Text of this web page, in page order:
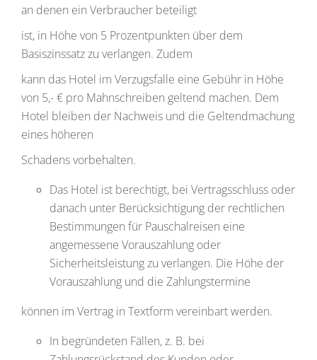
an denen ein Verbraucher beteiligt
ist, in Höhe von 5 Prozentpunkten über dem
Basiszinssatz zu verlangen. Zudem
kann das Hotel im Verzugsfalle eine Gebühr in Höhe
von 5,- € pro Mahnschreiben geltend machen. Dem
Hotel bleiben der Nachweis und die Geltendmachung
eines höheren
Schadens vorbehalten.
Das Hotel ist berechtigt, bei Vertragsschluss oder
danach unter Berücksichtigung der rechtlichen
Bestimmungen für Pauschalreisen eine
angemessene Vorauszahlung oder
Sicherheitsleistung zu verlangen. Die Höhe der
Vorauszahlung und die Zahlungstermine
können im Vertrag in Textform vereinbart werden.
In begründeten Fällen, z. B. bei